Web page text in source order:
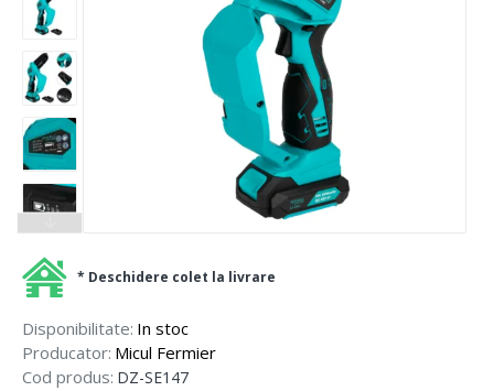
Disponibilitate: In stoc
Producator: Micul Fermier
Cod produs: DZ-SE147
* Deschidere colet la livrare